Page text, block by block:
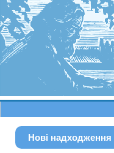
Нові надходження